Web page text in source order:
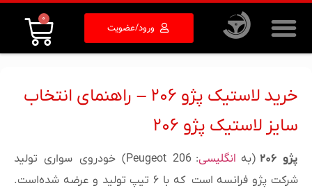
ورود/عضویت
0
خرید لاستیک پژو ۲۰۶ – راهنمای انتخاب
سایز لاستیک پژو ۲۰۶
پژو ۲۰۶ (به انگلیسی:
Peugeot 206) خودروی سواری تولید
شرکت پژو فرانسه است که با ۶ تیپ تولید و عرضه شده‌است.